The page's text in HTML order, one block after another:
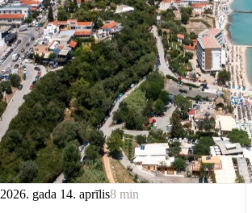
2026. gada 14. aprīlis8 min